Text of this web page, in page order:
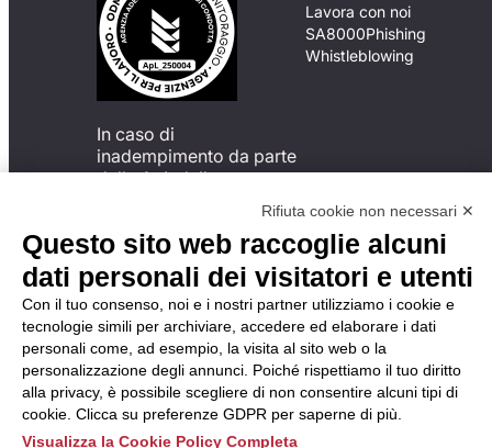
In caso di
inadempimento da parte
della ApL delle
del Codice di Condotta, è
possibile presentare un
reclamo
all’Organismo di
Monitoraggio utilizzando
una delle modalità
descritte al seguente
indirizzo web
https://odm-
agenzielavoro.it/reclami/.
Lavora con noi
SA8000Phishing
Whistleblowing
Rifiuta cookie non necessari ✕
Questo sito web raccoglie alcuni
dati personali dei visitatori e utenti
Con il tuo consenso, noi e i nostri partner utilizziamo i cookie e
tecnologie simili per archiviare, accedere ed elaborare i dati
personali come, ad esempio, la visita al sito web o la
personalizzazione degli annunci. Poiché rispettiamo il tuo diritto
alla privacy, è possibile scegliere di non consentire alcuni tipi di
cookie. Clicca su preferenze GDPR per saperne di più.
Visualizza la Cookie Policy Completa